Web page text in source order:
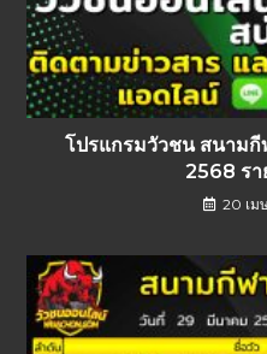
โปรแกรมวัวชน สนาม
2568 รา
20 เม